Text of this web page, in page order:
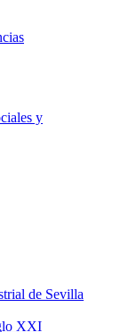
y
de Sevilla
XXI